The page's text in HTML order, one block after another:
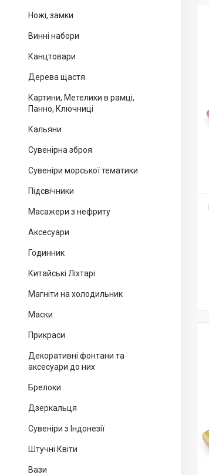
Ножі, замки
Винні набори
Канцтовари
Дерева щастя
Картини, Метелики в рамці,
Панно, Ключниці
Кальяни
Сувенірна зброя
Сувеніри морської тематики
Підсвічники
Масажери з нефриту
Аксесуари
Годинник
Китайські Ліхтарі
Магніти на холодильник
Маски
Прикраси
Декоративні фонтани та
аксесуари до них
Брелоки
Дзеркальця
Сувеніри з Індонезії
Штучні Квіти
Вази